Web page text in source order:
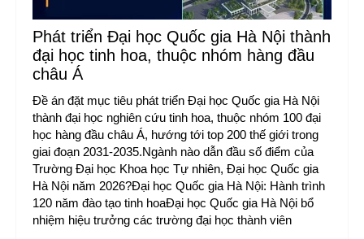
Phát triển Đại học Quốc gia Hà Nội thành
đại học tinh hoa, thuộc nhóm hàng đầu
châu Á
Đề án đặt mục tiêu phát triển Đại học Quốc gia Hà Nội
thành đại học nghiên cứu tinh hoa, thuộc nhóm 100 đại
học hàng đầu châu Á, hướng tới top 200 thế giới trong
giai đoạn 2031-2035.Ngành nào dẫn đầu số điểm của
Trường Đại học Khoa học Tự nhiên, Đại học Quốc gia
Hà Nội năm 2026?Đại học Quốc gia Hà Nội: Hành trình
120 năm đào tạo tinh hoaĐại học Quốc gia Hà Nội bổ
nhiệm hiệu trưởng các trường đại học thành viên